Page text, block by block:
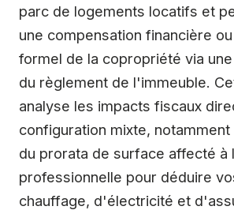
parc de logements locatifs et
une compensation financière
formel de la copropriété via
du règlement de l'immeuble.
analyse les impacts fiscaux
configuration mixte,
du prorata de surface affecté à
professionnelle pour déduire
chauffage, d'électricité et